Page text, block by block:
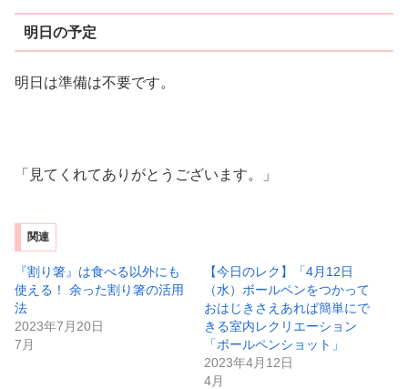
明日の予定
明日は準備は不要です。
「見てくれてありがとうございます。」
関連
『割り箸』は食べる以外にも
使える！ 余った割り箸の活用
法
2023年7月20日
7月
【今日のレク】「4月12日
（水）ボールペンをつかって
おはじきさえあれば簡単にで
きる室内レクリエーション
「ボールペンショット」
2023年4月12日
4月